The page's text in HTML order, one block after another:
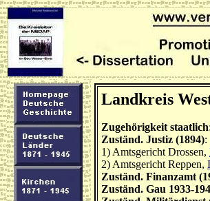
Landkreis
Zugehörigkeit staatlich:
Zuständ. Justiz (1894):
1) Amtsgericht Drossen,
2) Amtsgericht Reppen,
Zuständ. Finanzamt
Zuständ. Gau 1933-